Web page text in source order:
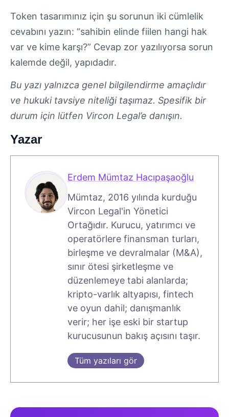
Token tasarımınız için şu sorunun iki cümlelik
cevabını yazın: “sahibin elinde fiilen hangi hak
var ve kime karşı?” Cevap zor yazılıyorsa sorun
kalemde değil, yapıdadır.
Bu yazı yalnızca genel bilgilendirme amaçlıdır
ve hukuki tavsiye niteliği taşımaz. Spesifik bir
durum için lütfen Vircon Legal’e danışın.
Yazar
Erdem Mümtaz Hacıpaşaoğlu
Mümtaz, 2016 yılında kurduğu
Vircon Legal'in Yönetici
Ortağıdır. Kurucu, yatırımcı ve
operatörlere finansman turları,
birleşme ve devralmalar (M&A),
sınır ötesi şirketleşme ve
düzenlemeye tabi alanlarda;
kripto-varlık altyapısı, fintech
ve oyun dahil; danışmanlık
verir; her işe eski bir startup
kurucusunun bakış açısını taşır.
Tüm yazıları gör